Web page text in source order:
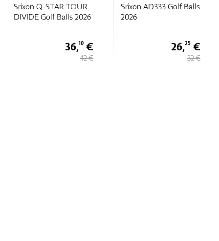
Srixon Q-STAR TOUR
DIVIDE Golf Balls 2026
36,10€
42 €
Srixon AD333 Golf Balls
2026
26,25€
32 €